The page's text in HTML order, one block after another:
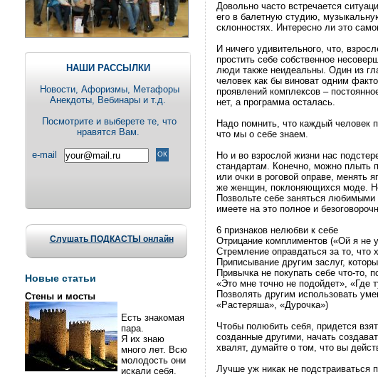
НАШИ РАССЫЛКИ
Новости, Aфоризмы, Метафоры
Анекдоты, Вебинары и т.д.
Посмотрите и выберете те, что
нравятся Вам.
e-mail
Слушать ПОДКАСТЫ онлайн
Новые статьи
Стены и мосты
Есть знакомая
пара.
Я их знаю
много лет. Всю
молодость они
искали себя.
Довольно часто встречается
его в балетную студию,
склонностях. Интересно ли это
И ничего удивительного, что,
простить себе собственное
люди также неидеальны. Один из
человек как бы виноват одним
проявлений комплексов –
нет, а программа осталась.
Надо помнить, что каждый человек
что мы о себе знаем.
Но и во взрослой жизни нас
стандартам. Конечно, можно плыть
или очки в роговой оправе, менять
же женщин, поклоняющихся моде.
Позвольте себе заняться
имеете на это полное и
6 признаков нелюбви к себе
Отрицание комплиментов («Ой я не
Стремление оправдаться за то,
Приписывание другим заслуг,
Привычка не покупать себе что-то,
«Это мне точно не подойдет», «Где
Позволять другим использовать
«Растеряша», «Дурочка»)
Чтобы полюбить себя, придется
созданные другими, начать
хвалят, думайте о том, что вы
Лучше уж никак не подстраиваться